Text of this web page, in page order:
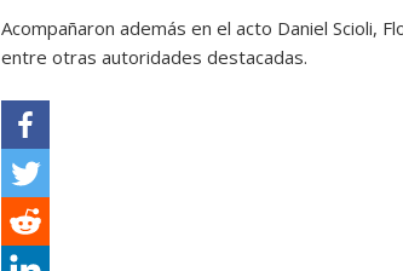
Acompañaron además en el acto Daniel Scioli,
entre otras autoridades destacadas.